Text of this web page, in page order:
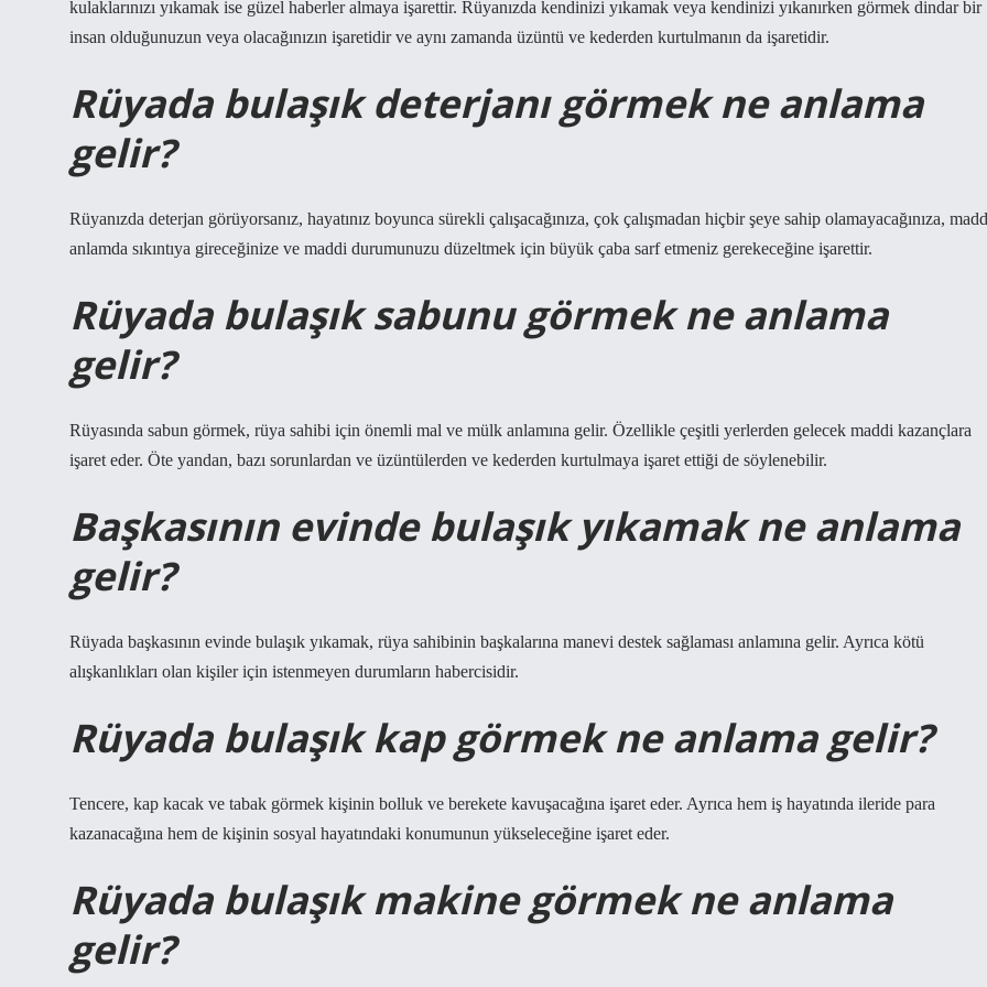
kulaklarınızı yıkamak ise güzel haberler almaya işarettir. Rüyanızda kendinizi yıkamak veya kendinizi yıkanırken görmek dindar bir
insan olduğunuzun veya olacağınızın işaretidir ve aynı zamanda üzüntü ve kederden kurtulmanın da işaretidir.
Rüyada bulaşık deterjanı görmek ne anlama
gelir?
Rüyanızda deterjan görüyorsanız, hayatınız boyunca sürekli çalışacağınıza, çok çalışmadan hiçbir şeye sahip olamayacağınıza,
anlamda sıkıntıya gireceğinize ve maddi durumunuzu düzeltmek için büyük çaba sarf etmeniz gerekeceğine işarettir.
Rüyada bulaşık sabunu görmek ne anlama
gelir?
Rüyasında sabun görmek, rüya sahibi için önemli mal ve mülk anlamına gelir. Özellikle çeşitli yerlerden gelecek maddi kazançlara
işaret eder. Öte yandan, bazı sorunlardan ve üzüntülerden ve kederden kurtulmaya işaret ettiği de söylenebilir.
Başkasının evinde bulaşık yıkamak ne anlama
gelir?
Rüyada başkasının evinde bulaşık yıkamak, rüya sahibinin başkalarına manevi destek sağlaması anlamına gelir. Ayrıca kötü
alışkanlıkları olan kişiler için istenmeyen durumların habercisidir.
Rüyada bulaşık kap görmek ne anlama gelir?
Tencere, kap kacak ve tabak görmek kişinin bolluk ve berekete kavuşacağına işaret eder. Ayrıca hem iş hayatında ileride para
kazanacağına hem de kişinin sosyal hayatındaki konumunun yükseleceğine işaret eder.
Rüyada bulaşık makine görmek ne anlama
gelir?